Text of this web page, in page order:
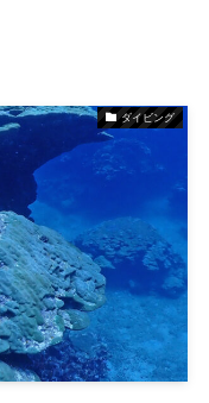
ダイビング